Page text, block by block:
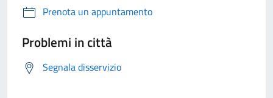
Prenota un appuntamento
Problemi in città
Segnala disservizio